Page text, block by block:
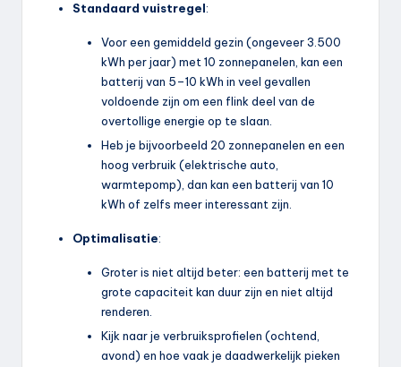
Standaard vuistregel:
Voor een gemiddeld gezin (ongeveer 3.500
kWh per jaar) met 10 zonnepanelen, kan een
batterij van 5–10 kWh in veel gevallen
voldoende zijn om een flink deel van de
overtollige energie op te slaan.
Heb je bijvoorbeeld 20 zonnepanelen en een
hoog verbruik (elektrische auto,
warmtepomp), dan kan een batterij van 10
kWh of zelfs meer interessant zijn.
Optimalisatie:
Groter is niet altijd beter: een batterij met te
grote capaciteit kan duur zijn en niet altijd
renderen.
Kijk naar je verbruiksprofielen (ochtend,
avond) en hoe vaak je daadwerkelijk pieken